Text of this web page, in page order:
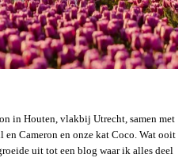
in Houten, vlakbij Utrecht, samen met
Cameron en onze kat Coco. Wat ooit
uit tot een blog waar ik alles deel